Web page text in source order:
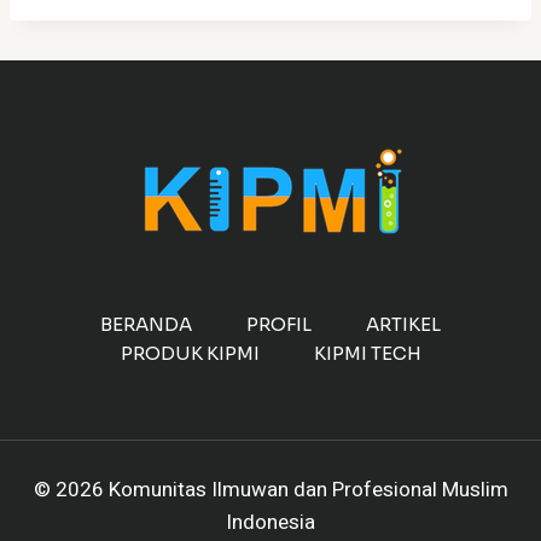
BERANDA PROFIL
ARTIKEL
PRODUK KIPMI
KIPMI TECH
© 2026 Komunitas Ilmuwan dan Profesional Muslim
Indonesia